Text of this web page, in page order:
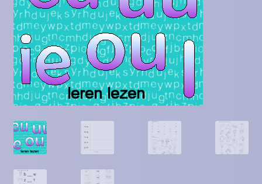
Contact
Homepagina
Mijn account
Privacy Policy
Winkelmand